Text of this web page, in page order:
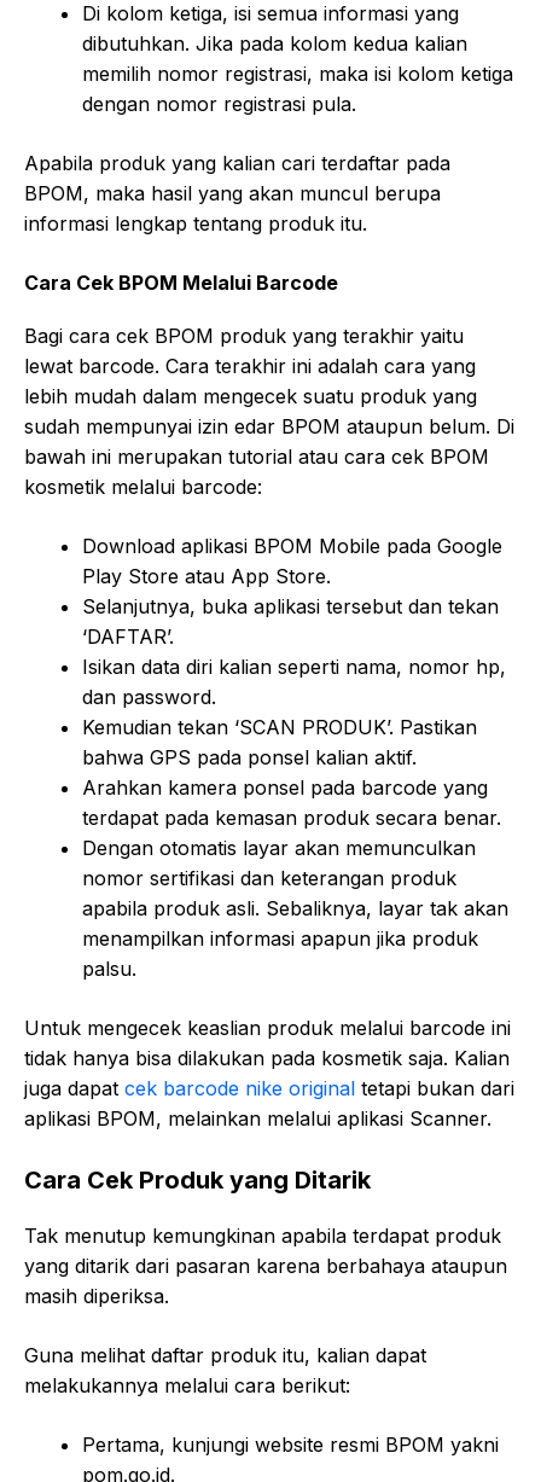
Di kolom ketiga, isi semua informasi yang
dibutuhkan. Jika pada kolom kedua kalian
memilih nomor registrasi, maka isi kolom ketiga
dengan nomor registrasi pula.
Apabila produk yang kalian cari terdaftar pada
BPOM, maka hasil yang akan muncul berupa
informasi lengkap tentang produk itu.
Cara Cek BPOM Melalui Barcode
Bagi cara cek BPOM produk yang terakhir yaitu
lewat barcode. Cara terakhir ini adalah cara yang
lebih mudah dalam mengecek suatu produk yang
sudah mempunyai izin edar BPOM ataupun belum. Di
bawah ini merupakan tutorial atau cara cek BPOM
kosmetik melalui barcode:
Download aplikasi BPOM Mobile pada Google
Play Store atau App Store.
Selanjutnya, buka aplikasi tersebut dan tekan
‘DAFTAR’.
Isikan data diri kalian seperti nama, nomor hp,
dan password.
Kemudian tekan ‘SCAN PRODUK’. Pastikan
bahwa GPS pada ponsel kalian aktif.
Arahkan kamera ponsel pada barcode yang
terdapat pada kemasan produk secara benar.
Dengan otomatis layar akan memunculkan
nomor sertifikasi dan keterangan produk
apabila produk asli. Sebaliknya, layar tak akan
menampilkan informasi apapun jika produk
palsu.
Untuk mengecek keaslian produk melalui barcode ini
tidak hanya bisa dilakukan pada kosmetik saja. Kalian
juga dapat cek barcode nike original tetapi bukan dari
aplikasi BPOM, melainkan melalui aplikasi Scanner.
Cara Cek Produk yang Ditarik
Tak menutup kemungkinan apabila terdapat produk
yang ditarik dari pasaran karena berbahaya ataupun
masih diperiksa.
Guna melihat daftar produk itu, kalian dapat
melakukannya melalui cara berikut:
Pertama, kunjungi website resmi BPOM yakni
pom.go.id.